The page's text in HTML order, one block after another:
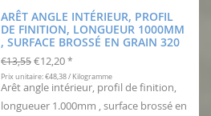
ARÊT ANGLE INTÉRIEUR, PROFIL
DE FINITION, LONGUEUR 1000MM
, SURFACE BROSSÉ EN GRAIN 320
€13,55 €12,20 *
Prix unitaire: €48,38 / Kilogramme
Arêt angle intérieur, profil de finition,
longueuer 1.000mm , surface brossé en